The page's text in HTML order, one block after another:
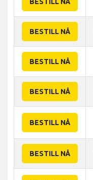
BESTILL NÅ
BESTILL NÅ
BESTILL NÅ
BESTILL NÅ
BESTILL NÅ